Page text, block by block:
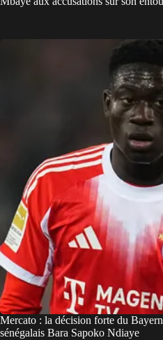
Mercato : la décision forte du
sénégalais Bara Sapoko Ndiaye